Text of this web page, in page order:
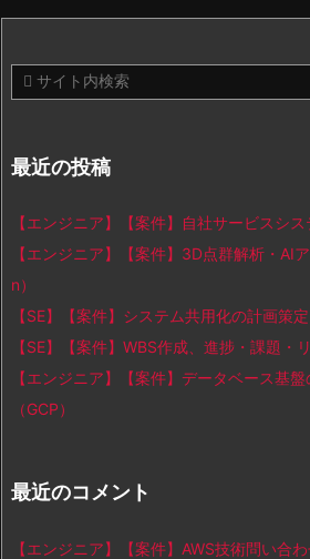
最近の投稿
【エンジニア】【案件】自社サービスシス
【エンジニア】【案件】3D点群解析・AI
n）
【SE】【案件】システム共用化の計画策定
【SE】【案件】WBS作成、進捗・課題・
【エンジニア】【案件】データベース基
（GCP）
最近のコメント
【エンジニア】【案件】AWS技術問い合